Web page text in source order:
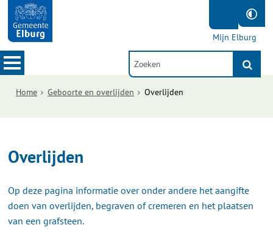
Mijn Elburg
Home Geboorte en overlijden Overlijden
Overlijden
Op deze pagina informatie over onder andere het aangifte
doen van overlijden, begraven of cremeren en het plaatsen
van een grafsteen.